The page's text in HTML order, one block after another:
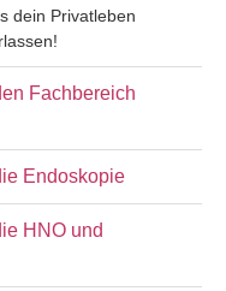
dein Privatleben
Fachbereich
Endoskopie
HNO und